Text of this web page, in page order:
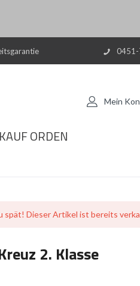
Mein
ORDEN
spät! Dieser Artikel ist bereits
2. Klasse